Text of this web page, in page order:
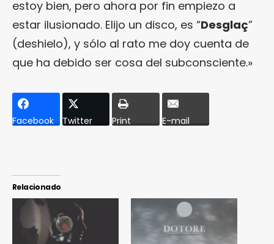
estoy bien, pero ahora por fin empiezo a
estar ilusionado. Elijo un disco, es “Desglaç”
(deshielo), y sólo al rato me doy cuenta de
que ha debido ser cosa del subconsciente.»
Facebook Twitter Print E-mail
Relacionado